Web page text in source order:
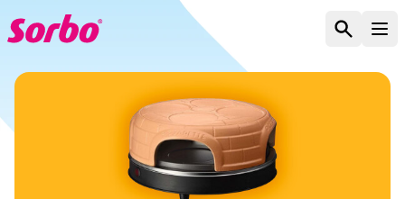
Aller au contenu
Chercher